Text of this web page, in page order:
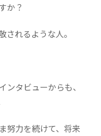
か？
れるような人。
からも、
けて、将来